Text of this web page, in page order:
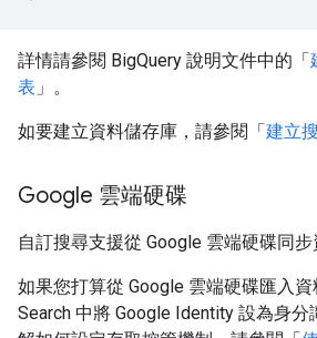
詳情請參閱 BigQuery 說明文件中的「
表 」。
如要建立資料儲存庫，請參閱「建立
Google 雲端硬碟
自訂搜尋支援從 Google 雲端硬碟同步
如果您打算從 Google 雲端硬碟匯入
Search 中將 Google Identity 設為身